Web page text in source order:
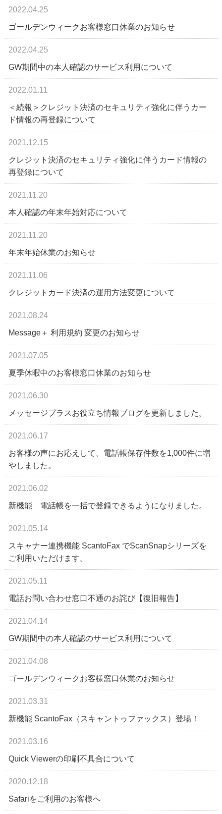
2022.04.25
ゴールデンウィークお客様窓口休業のお知らせ
2022.04.25
GW期間中の本人確認のサービス利用について
2022.01.11
＜続報＞クレジット決済のセキュリティ強化に伴うカー
ド情報の再登録について
2021.12.15
クレジット決済のセキュリティ強化に伴うカード情報の
再登録について
2021.11.20
本人確認の年末年始対応について
2021.11.20
年末年始休業のお知らせ
2021.11.06
クレジットカード決済の運用方法変更について
2021.08.24
Message＋ 利用規約 変更のお知らせ
2021.07.05
夏季休暇中のお客様窓口休業のお知らせ
2021.06.30
メッセージプラスお役立ち情報ブログを更新しました。
2021.06.17
お客様の声にお応えして、電話帳保存件数を1,000件に増
やしました。
2021.06.02
新機能 電話帳を一括で登録できるようになりました。
2021.05.14
スキャナー連携機能 ScantoFax でScanSnapシリーズを
ご利用いただけます。
2021.05.11
電話お問い合わせ窓口不通のお詫び【復旧報告】
2021.04.14
GW期間中の本人確認のサービス利用について
2021.04.08
ゴールデンウィークお客様窓口休業のお知らせ
2021.03.31
新機能 ScantoFax（スキャントゥファックス）登場！
2021.03.16
Quick Viewerの印刷不具合について
2020.12.18
Safariをご利用のお客様へ